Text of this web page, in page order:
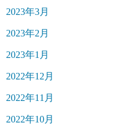
2023年3月
2023年2月
2023年1月
2022年12月
2022年11月
2022年10月